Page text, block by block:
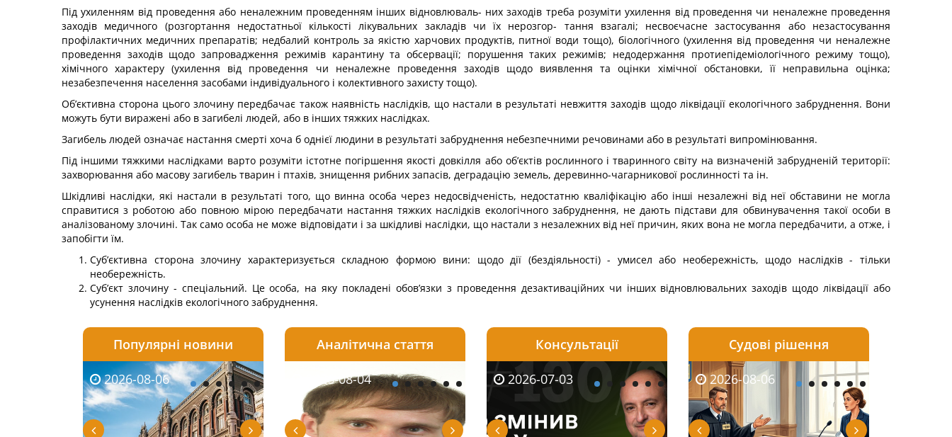
Під ухиленням від проведення або неналежним проведенням інших відновлюваль- них заходів треба розуміти ухилення від проведення чи неналежне проведення
заходів медичного (розгортання недостатньої кількості лікувальних закладів чи їх нерозгор- тання взагалі; несвоєчасне застосування або незастосування
профілактичних медич­них препаратів; недбалий контроль за якістю харчових продуктів, питної води тощо), біологічного (ухилення від проведення чи неналежне
проведення заходів щодо запро­вадження режимів карантину та обсервації; порушення таких режимів; недодержання протиепідеміологічного режиму тощо),
хімічного характеру (ухилення від проведен­ня чи неналежне проведення заходів щодо виявлення та оцінки хімічної обстановки, її неправильна оцінка;
незабезпечення населення засобами індивідуального і колек­тивного захисту тощо).
Об’єктивна сторона цього злочину передбачає також наявність наслідків, що на­стали в результаті невжиття заходів щодо ліквідації екологічного забруднення. Вони
можуть бути виражені або в загибелі людей, або в інших тяжких наслідках.
Загибель людей означає настання смерті хоча б однієї людини в результаті забруд­нення небезпечними речовинами або в результаті випромінювання.
Під іншими тяжкими наслідками варто розуміти істотне погіршення якості до­вкілля або об’єктів рослинного і тваринного світу на визначеній забрудненій терито­рії:
захворювання або масову загибель тварин і птахів, знищення рибних запасів, деградацію земель, деревинно-чагарникової рослинності та ін.
Шкідливі наслідки, які настали в результаті того, що винна особа через недосвід­ченість, недостатню кваліфікацію або інші незалежні від неї обставини не могла
справитися з роботою або повною мірою передбачати настання тяжких наслідків екологічного забруднення, не дають підстави для обвинувачення такої особи в
аналі­зованому злочині. Так само особа не може відповідати і за шкідливі наслідки, що настали з незалежних від неї причин, яких вона не могла передбачити, а отже, і
запо­бігти їм.
Суб’єктивна сторона злочину характеризується складною формою вини: щодо дії (бездіяльності) - умисел або необережність, щодо наслідків - тільки
необережність.
Суб’єкт злочину - спеціальний. Це особа, на яку покладені обов’язки з про­ведення дезактиваційних чи інших відновлювальних заходів щодо ліквідації або
усунення наслідків екологічного забруднення.
Популярні новини
2026-08-06 2026-08-06 2026-08-06 2026-08-05 2026-08-05
Аналітична стаття
2026-08-03 2026-08-04 2026-08-04 2026-08-03 2026-08-03
Консультації
2026-05-25 2026-07-03 2026-06-08 2026-06-01
Судові рішення
2026-07-30 2026-08-06